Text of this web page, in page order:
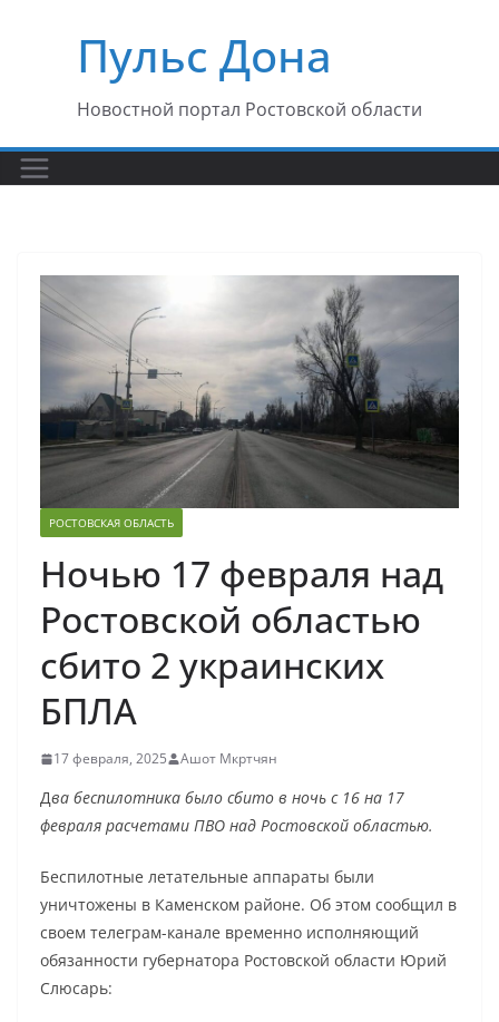
содержимомуПульс Дона
Новостной портал Ростовской области
РОСТОВСКАЯ ОБЛАСТЬ
Ночью 17 февраля над
Ростовской областью
сбито 2 украинских
БПЛА
17 февраля, 2025 Ашот Мкртчян
Два беспилотника было сбито в ночь с 16 на 17
февраля расчетами ПВО над Ростовской областью.
Беспилотные летательные аппараты были
уничтожены в Каменском районе. Об этом сообщил в
своем телеграм-канале временно исполняющий
обязанности губернатора Ростовской области Юрий
Слюсарь: